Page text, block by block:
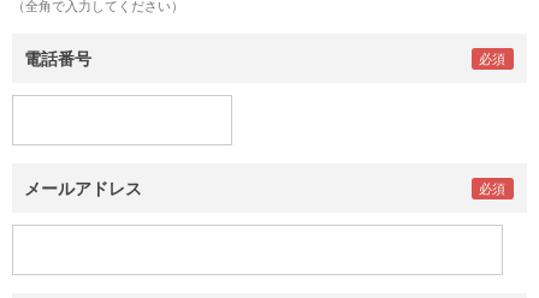
（全角で入力してください）
電話番号
メールアドレス